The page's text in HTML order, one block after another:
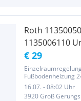
Roth
1135006110
24V / 0-10V
€ 29
Fußbodenheizung
24V / 0-10V Signal.
Verpackung.
16.07. - 08:02 Uhr
3920 Groß Gerungs